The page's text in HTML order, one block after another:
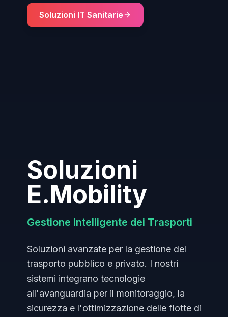
Soluzioni IT Sanitarie
Soluzioni
E.Mobility
Gestione Intelligente dei Trasporti
Soluzioni avanzate per la gestione del
trasporto pubblico e privato. I nostri
sistemi integrano tecnologie
all'avanguardia per il monitoraggio, la
sicurezza e l'ottimizzazione delle flotte di